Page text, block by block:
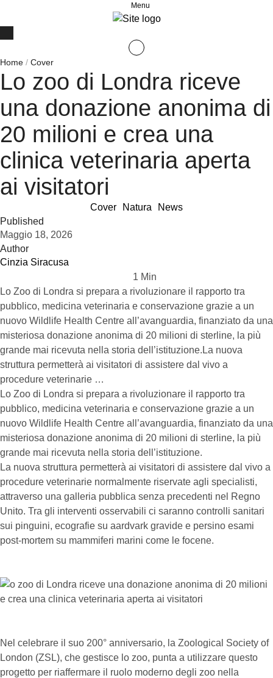
Menu
Home / Cover
Lo zoo di Londra riceve
una donazione anonima di
20 milioni e crea una
clinica veterinaria aperta
ai visitatori
Cover Natura
News
Published
Maggio 18, 2026
Author
Cinzia Siracusa
1 Min
Lo Zoo di Londra si prepara a rivoluzionare il rapporto tra
pubblico, medicina veterinaria e conservazione grazie a un
nuovo Wildlife Health Centre all’avanguardia, finanziato da una
misteriosa donazione anonima di 20 milioni di sterline, la più
grande mai ricevuta nella storia dell’istituzione.La nuova
struttura permetterà ai visitatori di assistere dal vivo a
procedure veterinarie …
Lo Zoo di Londra si prepara a rivoluzionare il rapporto tra
pubblico, medicina veterinaria e conservazione grazie a un
nuovo Wildlife Health Centre all’avanguardia, finanziato da una
misteriosa donazione anonima di 20 milioni di sterline, la più
grande mai ricevuta nella storia dell’istituzione.
La nuova struttura permetterà ai visitatori di assistere dal vivo a
procedure veterinarie normalmente riservate agli specialisti,
attraverso una galleria pubblica senza precedenti nel Regno
Unito. Tra gli interventi osservabili ci saranno controlli sanitari
sui pinguini, ecografie su aardvark gravide e persino esami
post-mortem su mammiferi marini come le focene.
Nel celebrare il suo 200° anniversario, la Zoological Society of
London (ZSL), che gestisce lo zoo, punta a utilizzare questo
progetto per riaffermare il ruolo moderno degli zoo nella